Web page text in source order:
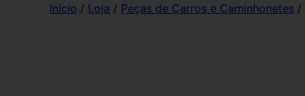
Início / Loja / Peças de Carros e Caminhonetes /